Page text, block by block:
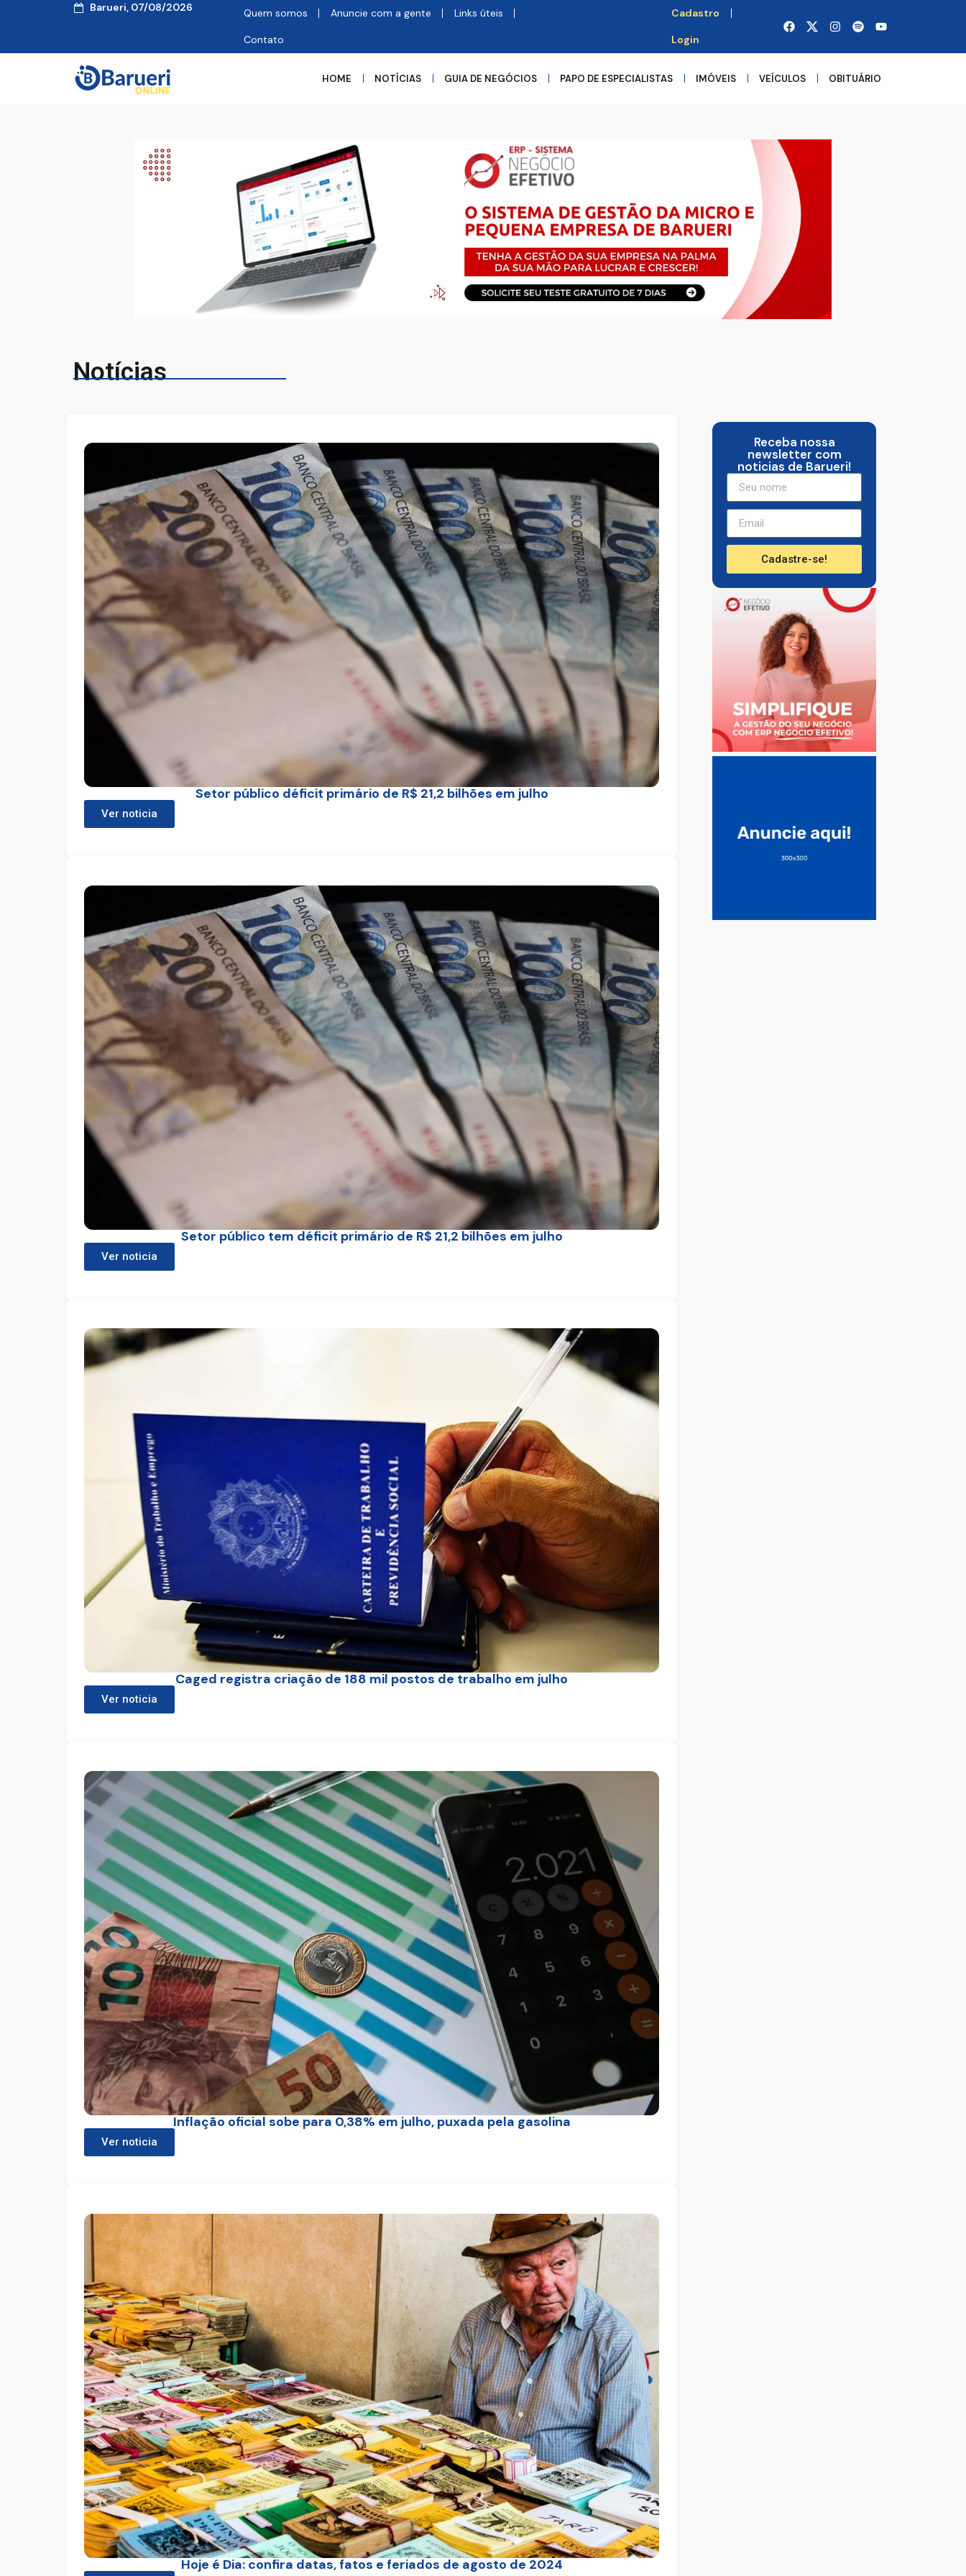
Barueri, 07/08/2026 Quem somos Anuncie com a gente Links úteis
Contato
Cadastro
Login
HOME NOTÍCIAS GUIA DE NEGÓCIOS PAPO DE ESPECIALISTAS IMÓVEIS VEÍCULOS OBITUÁRIO
Notícias
Setor público déficit primário de R$ 21,2 bilhões em julho
Ver noticia
Setor público tem déficit primário de R$ 21,2 bilhões em julho
Ver noticia
Caged registra criação de 188 mil postos de trabalho em julho
Ver noticia
Inflação oficial sobe para 0,38% em julho, puxada pela gasolina
Ver noticia
Hoje é Dia: confira datas, fatos e feriados de agosto de 2024
Receba nossa
newsletter com
noticias de Barueri!
Cadastre-se!